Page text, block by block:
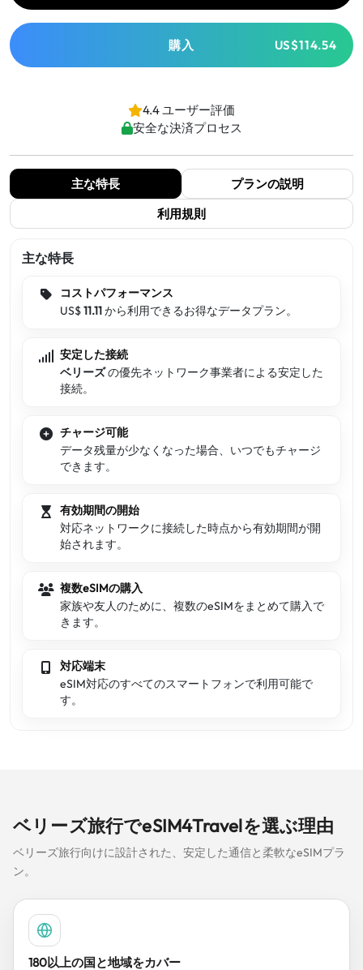
購入 US$114.54
4.4 ユーザー評価
安全な決済プロセス
主な特長
プランの説明
利用規則
主な特長
コストパフォーマンス
US$11.11から利用できるお得なデータプラン。
安定した接続
ベリーズの優先ネットワーク事業者による安定した
接続。
チャージ可能
データ残量が少なくなった場合、いつでもチャージ
できます。
有効期間の開始
対応ネットワークに接続した時点から有効期間が開
始されます。
複数eSIMの購入
家族や友人のために、複数のeSIMをまとめて購入で
きます。
対応端末
eSIM対応のすべてのスマートフォンで利用可能で
す。
ベリーズ旅行でeSIM4Travelを選ぶ理由
ベリーズ旅行向けに設計された、安定した通信と柔軟なeSIMプラ
ン。
180以上の国と地域をカバー